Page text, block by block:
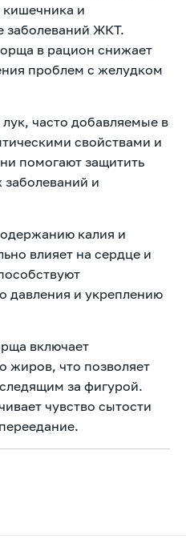
кишечника и
заболеваний ЖКТ.
в рацион снижает
проблем с желудком
часто добавляемые в
свойствами и
помогают защитить
и
калия и
влияет на сердце и
давления и укреплению
включает
жиров, что позволяет
за фигурой.
чувство сытости